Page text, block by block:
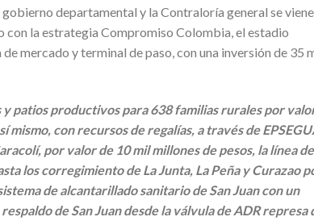
gobierno departamental y la Contraloría general se viene
con la estrategia Compromiso Colombia, el estadio
mercado y terminal de paso, con una inversión de 35
patios productivos para 638 familias rurales por
mismo, con recursos de regalías, a través de
por valor de 10 mil millones de pesos, la línea de
los corregimiento de La Junta, La Peña y Curazao
de alcantarillado sanitario de San Juan con un
de San Juan desde la válvula de ADR represa